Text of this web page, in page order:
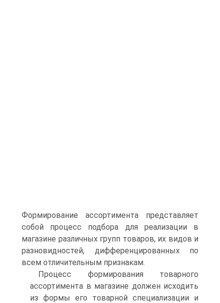
Формирование ассортимента представляет
собой процесс подбора для реализации в
магазине различных групп товаров, их видов и
разновидностей, дифференцированных по
всем отличительным признакам.
Процесс формирования товарного
ассортимента в магазине должен исходить
из формы его товарной специализации и